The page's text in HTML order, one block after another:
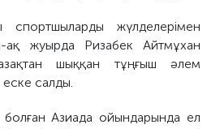
жүлделерімен
ақ жуырда Ризабек Айтмұхан
шыққан тұңғыш әлем
салды.
Азиада ойындарында ел